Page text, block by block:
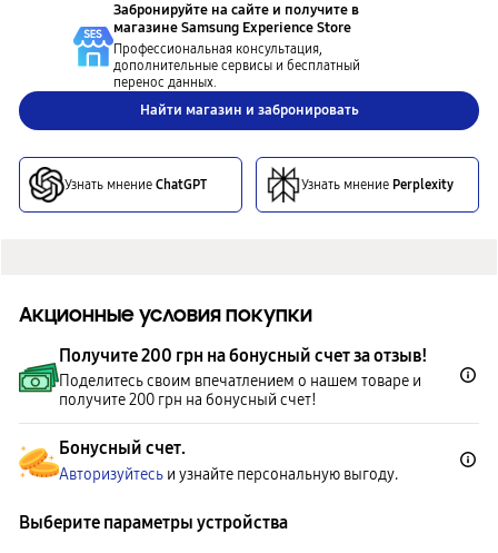
Забронируйте на сайте и получите в
магазинеSamsung Experience Store
Профессиональная консультация,
дополнительные сервисы и бесплатный
перенос данных.
Найти магазин и забронировать
Узнать мнение ChatGPT Узнать мнение Perplexity
Акционные условия покупки
Получите 200 грн на бонусный счет за отзыв!
Поделитесь своим впечатлением о нашем товаре и
получите 200 грн на бонусный счет!
Бонусный счет.
Авторизуйтесь и узнайте персональную выгоду.
Выберите параметры устройства